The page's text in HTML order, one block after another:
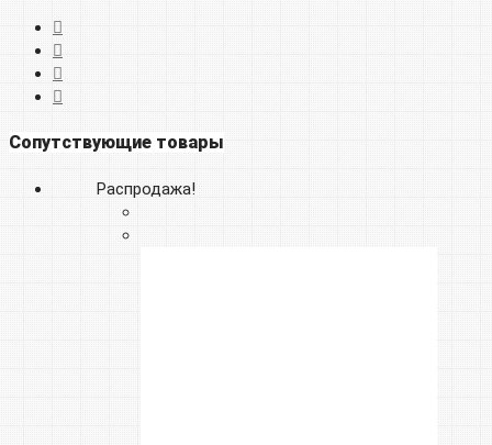
Сопутствующие товары
Распродажа!